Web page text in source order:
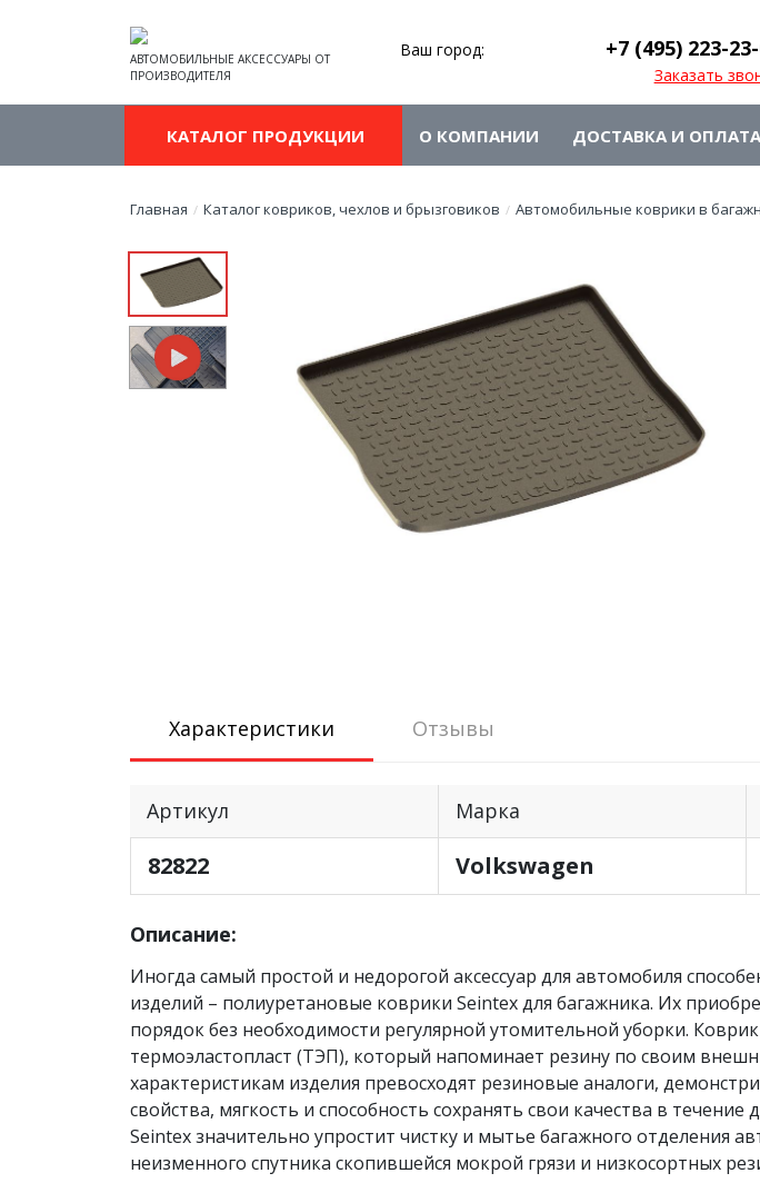
АВТОМОБИЛЬНЫЕ АКСЕССУАРЫ ОТ
ПРОИЗВОДИТЕЛЯ
Ваш город: +7 (495)223-
Заказать
КАТАЛОГ ПРОДУКЦИИ О КОМПАНИИ ДОСТАВКА И ОПЛАТА
Главная / Каталог ковриков, чехлов и брызговиков / Автомобильные коврики в
Характеристики Отзывы
Артикул
82822
Марка
Volkswagen
Описание:
Иногда самый простой и недорогой аксессуар для автомобиля
изделий – полиуретановые коврики Seintex для багажника. Их
порядок без необходимости регулярной утомительной уборки.
термоэластопласт (ТЭП), который напоминает резину по своим
характеристикам изделия превосходят резиновые аналоги,
свойства, мягкость и способность сохранять свои качества в
Seintex значительно упростит чистку и мытье багажного отделения
неизменного спутника скопившейся мокрой грязи и низкосортных